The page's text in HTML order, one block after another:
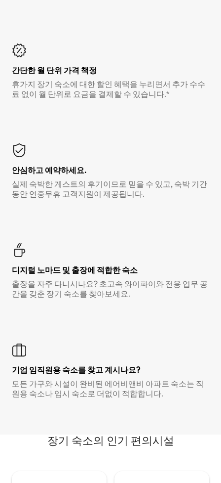
간단한 월 단위 가격 책정
휴가지 장기 숙소에 대한 할인 혜택을 누리면서 추가 수수
료 없이 월 단위로 요금을 결제할 수 있습니다.*
안심하고 예약하세요.
실제 숙박한 게스트의 후기이므로 믿을 수 있고, 숙박 기간
동안 연중무휴 고객지원이 제공됩니다.
디지털 노마드 및 출장에 적합한 숙소
출장을 자주 다니시나요? 초고속 와이파이와 전용 업무 공
간을 갖춘 장기 숙소를 찾아보세요.
기업 임직원용 숙소를 찾고 계시나요?
모든 가구와 시설이 완비된 에어비앤비 아파트 숙소는 직
원용 숙소나 임시 숙소로 더없이 적합합니다.
장기 숙소의 인기 편의시설